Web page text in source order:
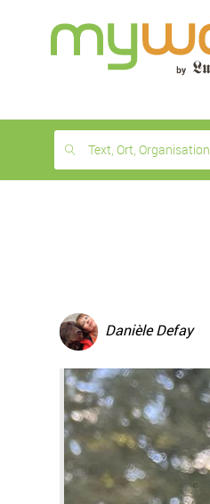
month
free
Text, Ort, Organisation
Danièle Defay